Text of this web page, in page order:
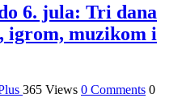
6. jula: Tri dana
igrom, muzikom i
365 Views 0 Comments 0